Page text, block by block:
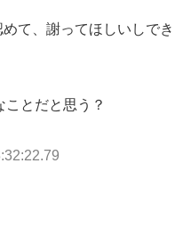
て、謝ってほしいしでき
とだと思う？